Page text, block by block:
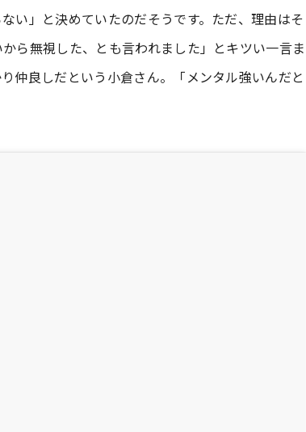
い」と決めていたのだそうです。ただ、理由はそ
ら無視した、とも言われました」とキツい一言ま
仲良しだという小倉さん。「メンタル強いんだと